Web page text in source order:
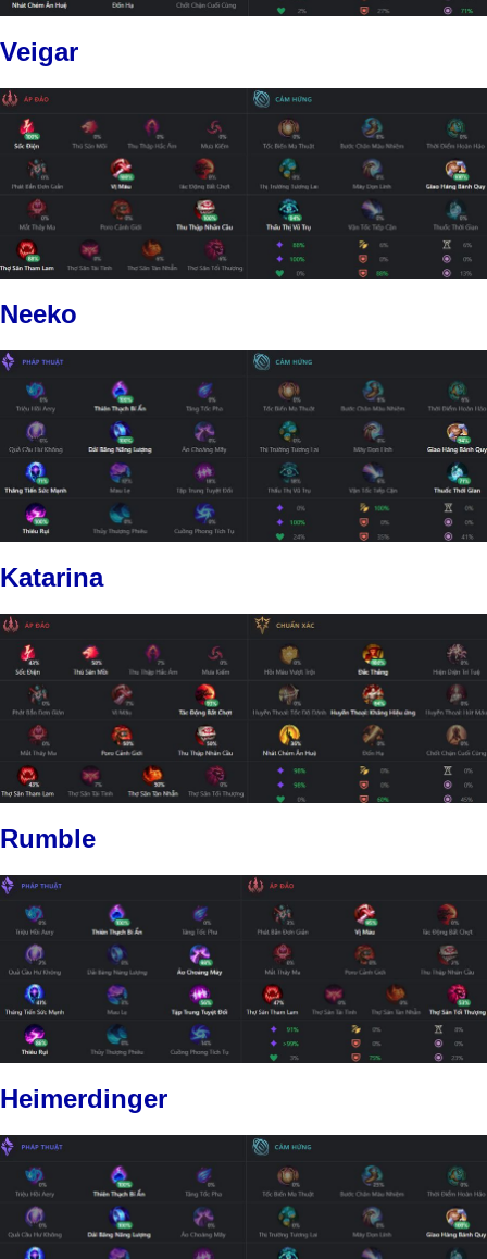
Veigar
Neeko
Katarina
Rumble
Heimerdinger